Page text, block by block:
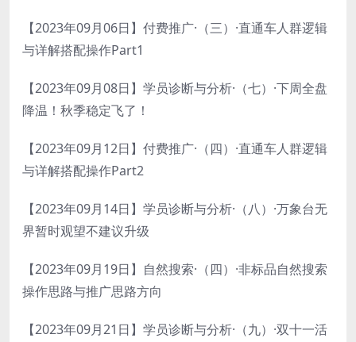
【2023年09月06日】付费推广·（三）·直通车人群逻辑
与详解搭配操作Part1
【2023年09月08日】学员诊断与分析·（七）·下周全盘
降温！秋季稳定飞了！
【2023年09月12日】付费推广·（四）·直通车人群逻辑
与详解搭配操作Part2
【2023年09月14日】学员诊断与分析·（八）·万象台无
界暂时观望不建议升级
【2023年09月19日】自然搜索·（四）·非标品自然搜索
操作思路与推广思路方向
【2023年09月21日】学员诊断与分析·（九）·双十一活